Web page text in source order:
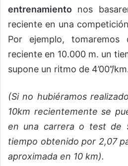
entrenamiento nos
reciente en una
Por ejemplo, tomaremos
reciente en 10.000 m. un
supone un ritmo de 4’00’’/
(Si no hubiéramos
10km recientemente se
en una carrera o test de
tiempo obtenido por 2,07
aproximada en 10 km).